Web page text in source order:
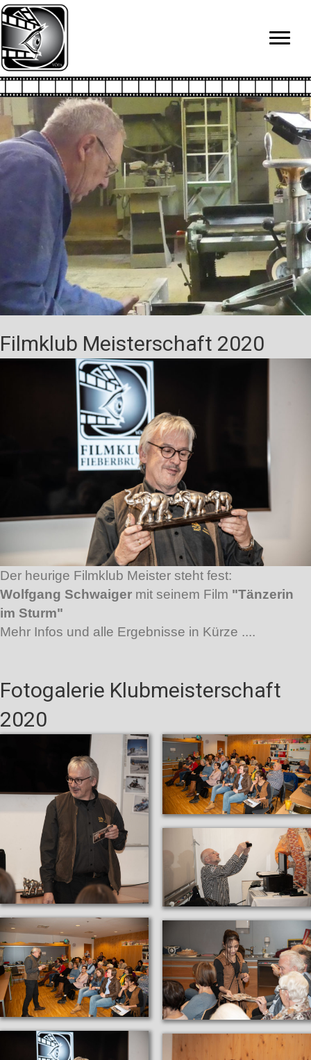
Filmklub Meisterschaft 2020
Der heurige Filmklub Meister steht fest:
Wolfgang Schwaiger mit seinem Film "Tänzerin
im Sturm"
Mehr Infos und alle Ergebnisse in Kürze ....
Fotogalerie Klubmeisterschaft
2020